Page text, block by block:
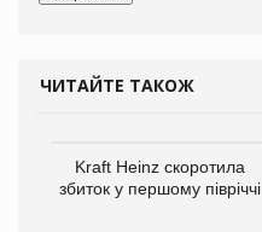
ЧИТАЙТЕ ТАКОЖ
Kraft Heinz скоротила
збиток у першому півріччі